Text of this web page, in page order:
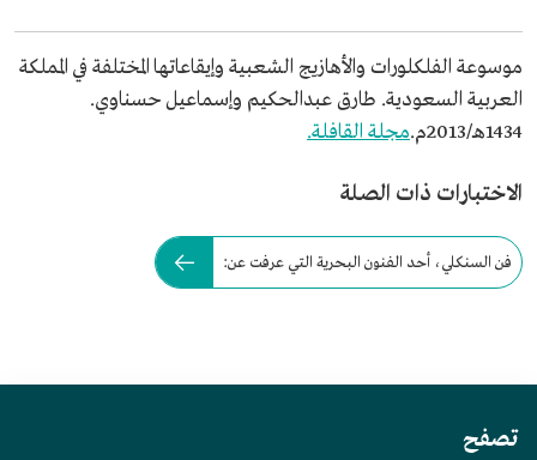
موسوعة الفلكلورات والأهازيج الشعبية وإيقاعاتها المختلفة في المملكة
العربية السعودية. طارق عبدالحكيم وإسماعيل حسناوي.
1434هـ/2013م.
مجلة القافلة.
الاختبارات ذات الصلة
فن السنكلي، أحد الفنون البحرية التي عرفت عن:
تصفح